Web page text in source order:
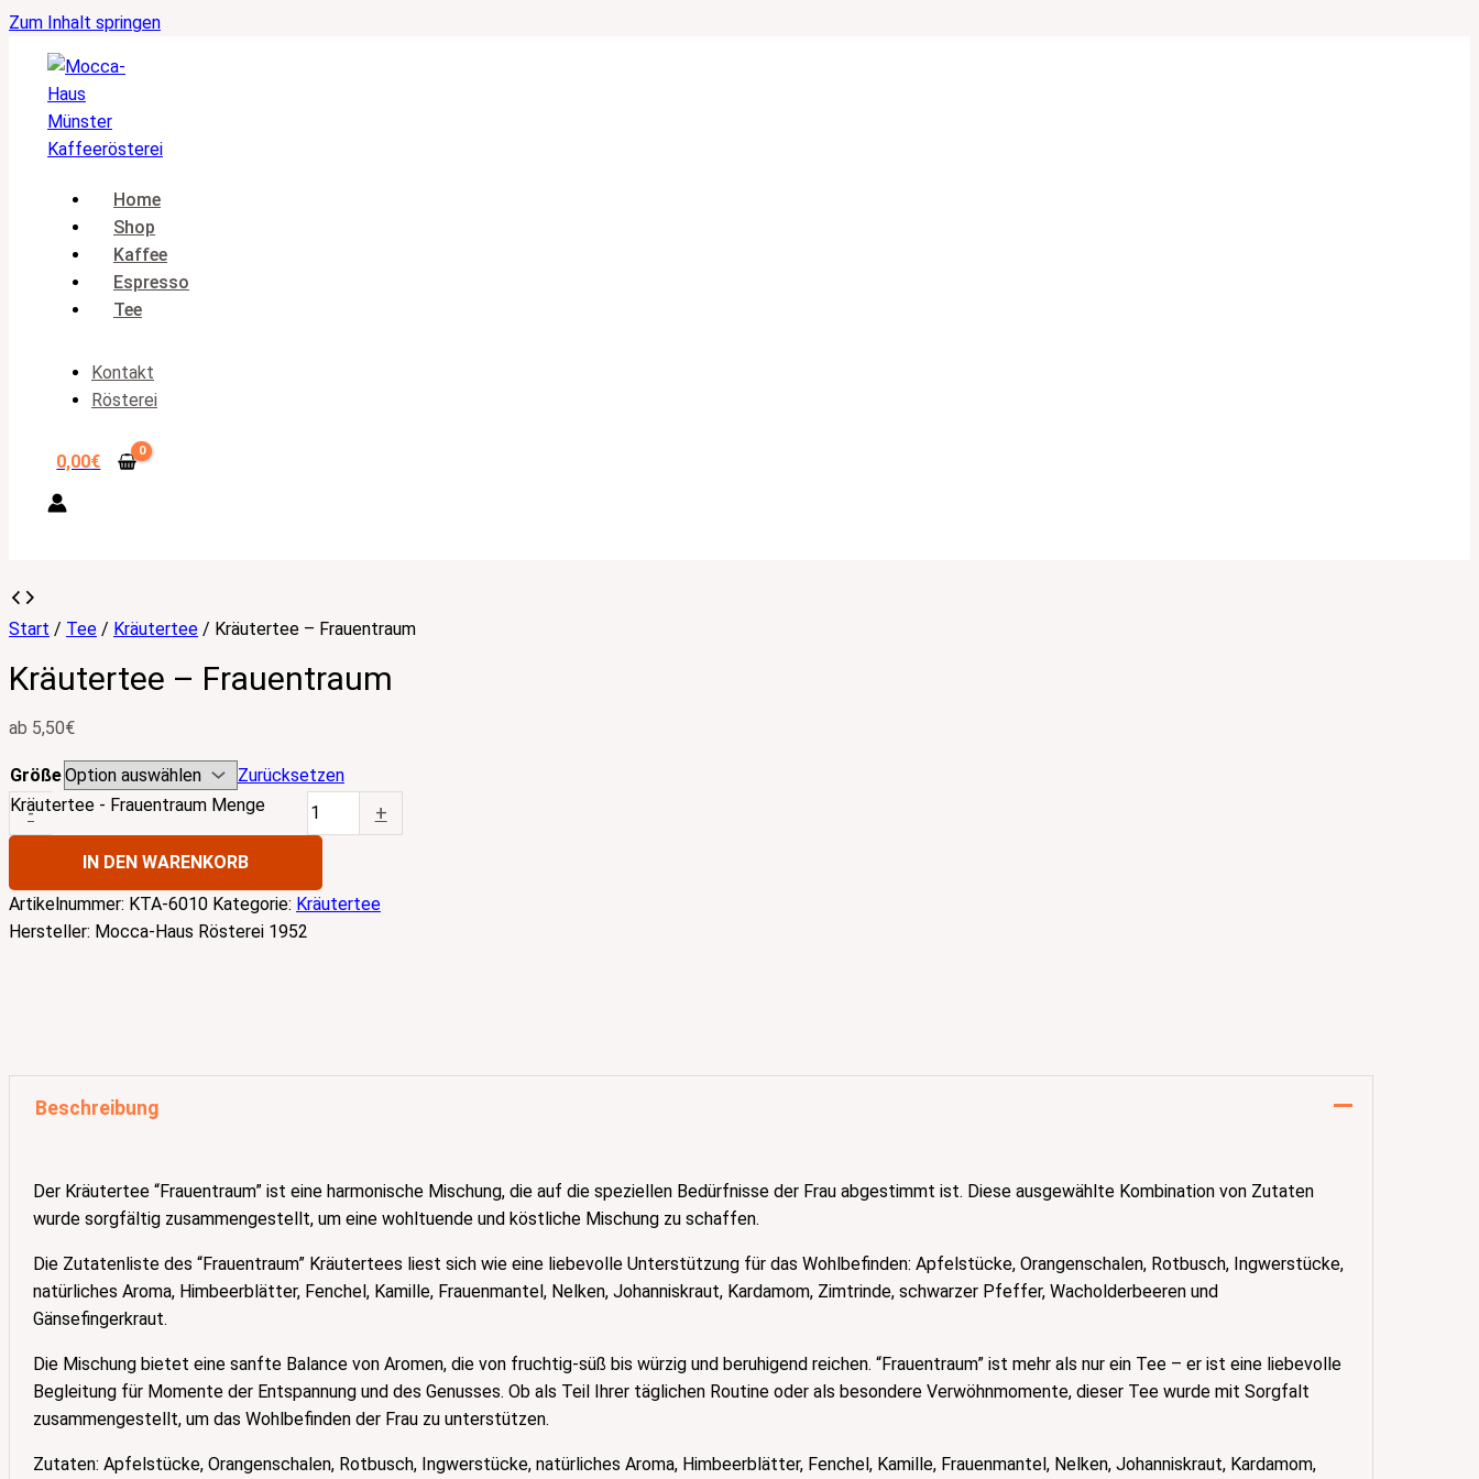
Zum Inhalt springen
Home
Shop
Kaffee
Espresso
Tee
Kontakt
Rösterei
0,00€
Start / Tee / Kräutertee / Kräutertee – Frauentraum
Kräutertee – Frauentraum
ab 5,50€
Größe Zurücksetzen
-
Kräutertee - Frauentraum Menge +
IN DEN WARENKORB
Artikelnummer: KTA-6010 Kategorie: Kräutertee
Hersteller: Mocca-Haus Rösterei 1952
Beschreibung
Der Kräutertee “Frauentraum” ist eine harmonische Mischung, die auf die speziellen Bedürfnisse der Frau abgestimmt ist. Diese ausgewählte Kombination von Zutaten
wurde sorgfältig zusammengestellt, um eine wohltuende und köstliche Mischung zu schaffen.
Die Zutatenliste des “Frauentraum” Kräutertees liest sich wie eine liebevolle Unterstützung für das Wohlbefinden: Apfelstücke, Orangenschalen, Rotbusch, Ingwerstücke,
natürliches Aroma, Himbeerblätter, Fenchel, Kamille, Frauenmantel, Nelken, Johanniskraut, Kardamom, Zimtrinde, schwarzer Pfeffer, Wacholderbeeren und
Gänsefingerkraut.
Die Mischung bietet eine sanfte Balance von Aromen, die von fruchtig-süß bis würzig und beruhigend reichen. “Frauentraum” ist mehr als nur ein Tee – er ist eine liebevolle
Begleitung für Momente der Entspannung und des Genusses. Ob als Teil Ihrer täglichen Routine oder als besondere Verwöhnmomente, dieser Tee wurde mit Sorgfalt
zusammengestellt, um das Wohlbefinden der Frau zu unterstützen.
Zutaten: Apfelstücke, Orangenschalen, Rotbusch, Ingwerstücke, natürliches Aroma, Himbeerblätter, Fenchel, Kamille, Frauenmantel, Nelken, Johanniskraut, Kardamom,